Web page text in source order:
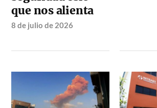
que nos alienta
8 de julio de 2026